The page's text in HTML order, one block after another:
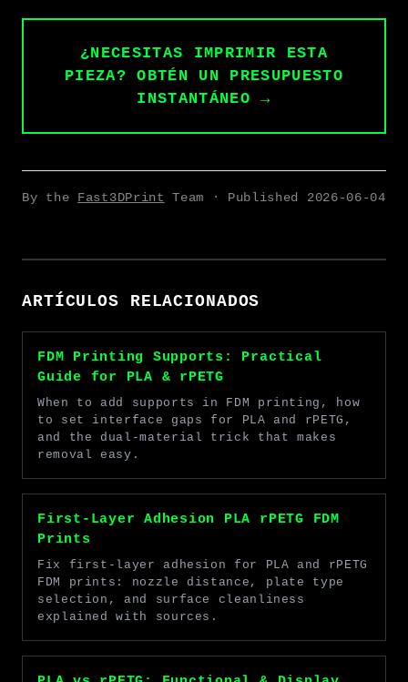
¿NECESITAS IMPRIMIR ESTA
PIEZA? OBTÉN UN PRESUPUESTO
INSTANTÁNEO →
By the Fast3DPrint Team · Published 2026-06-04
ARTÍCULOS RELACIONADOS
FDM Printing Supports: Practical
Guide for PLA & rPETG
When to add supports in FDM printing, how
to set interface gaps for PLA and rPETG,
and the dual-material trick that makes
removal easy.
First-Layer Adhesion PLA rPETG FDM
Prints
Fix first-layer adhesion for PLA and rPETG
FDM prints: nozzle distance, plate type
selection, and surface cleanliness
explained with sources.